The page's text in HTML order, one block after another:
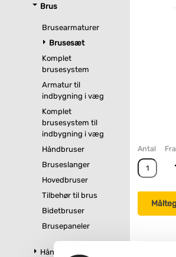
Brus
Brusearmaturer
Brusesæt
Komplet
brusesystem
Armatur til
indbygning i væg
Komplet
brusesystem til
indbygning i væg
Håndbruser
Bruseslanger
Hovedbruser
Tilbehør til brus
Bidetbruser
Brusepaneler
Håndklædetørrer og
Antal